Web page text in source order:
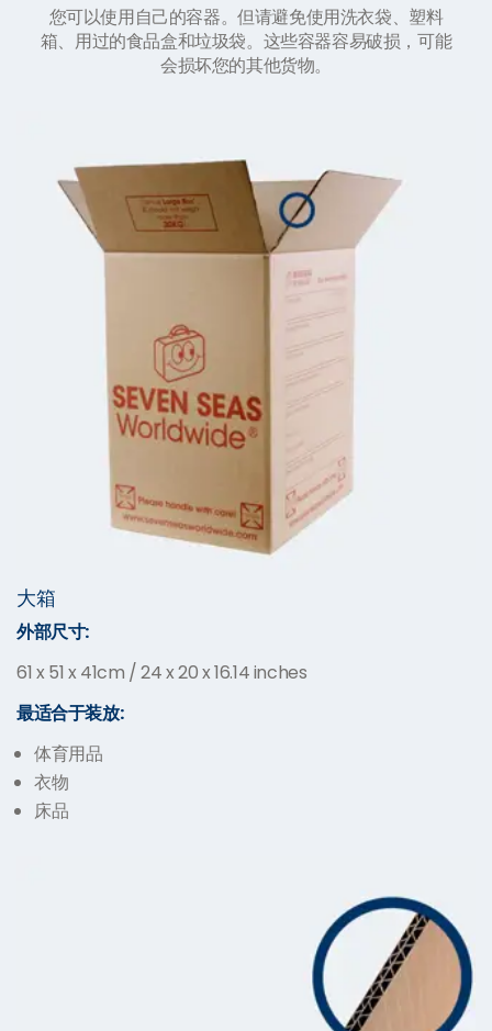
您可以使用自己的容器。但请避免使用洗衣袋、塑料
箱、用过的食品盒和垃圾袋。这些容器容易破损，可能
会损坏您的其他货物。
大箱
外部尺寸:
61 x 51 x 41cm / 24 x 20 x 16.14 inches
最适合于装放:
体育用品
衣物
床品